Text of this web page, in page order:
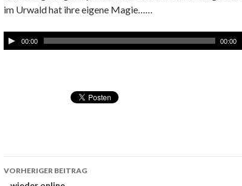
im Urwald hat ihre eigene Magie……
00:00 00:00
VORHERIGER BEITRAG